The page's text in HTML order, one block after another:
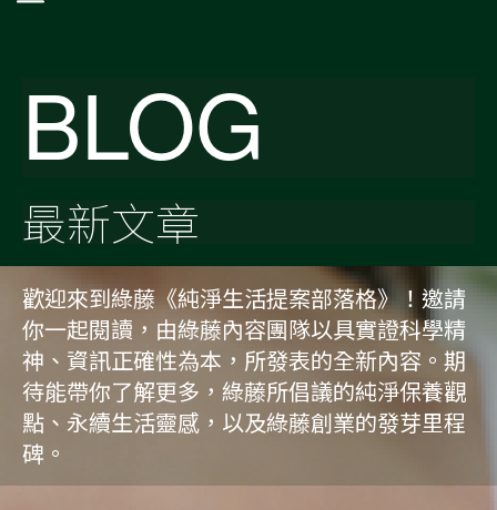
BLOG
最新文章
歡迎來到綠藤《純淨生活提案部落格》！邀請
你一起閱讀，由綠藤內容團隊以具實證科學精
神、資訊正確性為本，所發表的全新內容。期
待能帶你了解更多，綠藤所倡議的純淨保養觀
點、永續生活靈感，以及綠藤創業的發芽里程
碑。